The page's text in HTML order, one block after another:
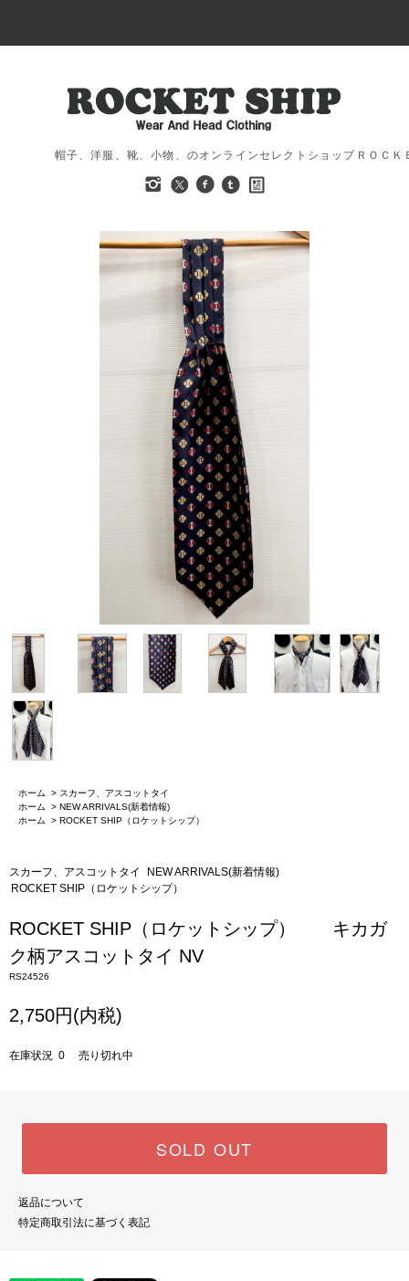
帽子、洋服、靴、小物、のオンラインセレクトショップＲＯＣ
ホーム > スカーフ、アスコットタイ
ホーム
> NEW ARRIVALS(新着情報)
ホーム
> ROCKET SHIP（ロケットシップ）
スカーフ、アスコットタイ
NEW ARRIVALS(新着情報)
ROCKET SHIP（ロケットシップ）
ROCKET SHIP（ロケットシップ） キカガ
ク柄アスコットタイ NV
RS24526
2,750円(内税)
在庫状況 0 売り切れ中
SOLD OUT
返品について
特定商取引法に基づく表記